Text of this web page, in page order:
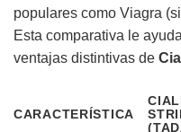
populares como Viagra
Esta comparativa le
ventajas distintivas de
CARACTERÍSTICA